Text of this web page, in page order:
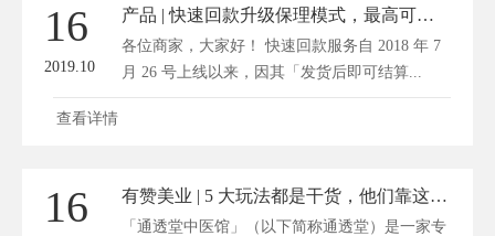
16
2019.10
产品 | 快速回款升级保理模式，最高可获 400 万额度
各位商家，大家好！ 快速回款服务自 2018 年 7
月 26 号上线以来，因其「发货后即可结算...
查看详情
16 有赞美业 | 5 大玩法都是干货，他们靠这些月入 150 万！
「通透堂中医馆」（以下简称通透堂）是一家专